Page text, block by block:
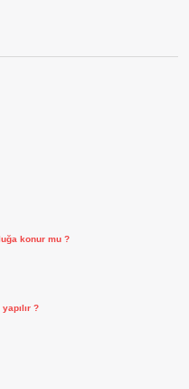
konur mu ?
?